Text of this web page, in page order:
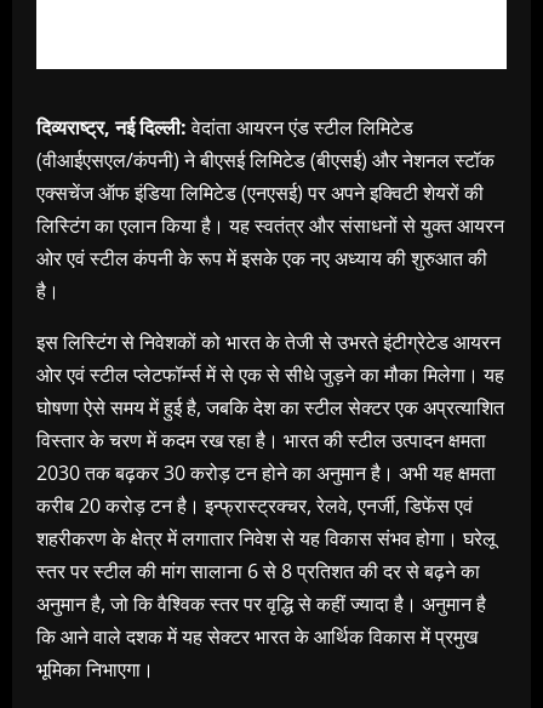
दिव्यराष्ट्र, नई दिल्ली:वेदांता आयरन एंड स्टील लिमिटेड
(वीआईएसएल/कंपनी) ने बीएसई लिमिटेड (बीएसई) और नेशनल स्टॉक
एक्सचेंज ऑफ इंडिया लिमिटेड (एनएसई) पर अपने इक्विटी शेयरों की
लिस्टिंग का एलान किया है। यह स्वतंत्र और संसाधनों से युक्त आयरन
ओर एवं स्टील कंपनी के रूप में इसके एक नए अध्याय की शुरुआत की
है।
इस लिस्टिंग से निवेशकों को भारत के तेजी से उभरते इंटीग्रेटेड आयरन
ओर एवं स्टील प्लेटफॉर्म्स में से एक से सीधे जुड़ने का मौका मिलेगा। यह
घोषणा ऐसे समय में हुई है, जबकि देश का स्टील सेक्टर एक अप्रत्याशित
विस्तार के चरण में कदम रख रहा है। भारत की स्टील उत्पादन क्षमता
2030 तक बढ़कर 30 करोड़ टन होने का अनुमान है। अभी यह क्षमता
करीब 20 करोड़ टन है। इन्फ्रास्ट्रक्चर, रेलवे, एनर्जी, डिफेंस एवं
शहरीकरण के क्षेत्र में लगातार निवेश से यह विकास संभव होगा। घरेलू
स्तर पर स्टील की मांग सालाना 6 से 8 प्रतिशत की दर से बढ़ने का
अनुमान है, जो कि वैश्विक स्तर पर वृद्धि से कहीं ज्यादा है। अनुमान है
कि आने वाले दशक में यह सेक्टर भारत के आर्थिक विकास में प्रमुख
भूमिका निभाएगा।